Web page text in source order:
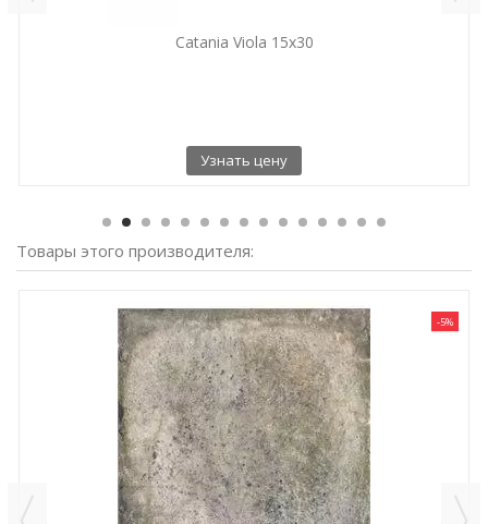
Catania Viola 15x30
Узнать цену
Товары этого производителя:
-5%